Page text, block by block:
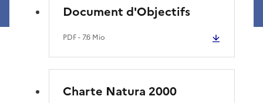
Document d'Objectifs
PDF- 7.6 Mio
Charte Natura 2000